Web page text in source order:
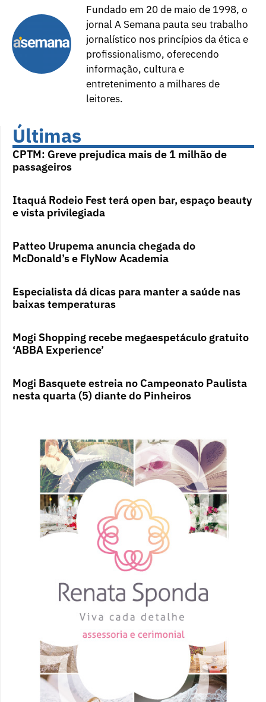
Fundado em 20 de maio de 1998, o
jornal A Semana pauta seu trabalho
jornalístico nos princípios da ética e
profissionalismo, oferecendo
informação, cultura e
entretenimento a milhares de
leitores.
Últimas
CPTM: Greve prejudica mais de 1 milhão de
passageiros
Itaquá Rodeio Fest terá open bar, espaço beauty
e vista privilegiada
Patteo Urupema anuncia chegada do
McDonald’s e FlyNow Academia
Especialista dá dicas para manter a saúde nas
baixas temperaturas
Mogi Shopping recebe megaespetáculo gratuito
‘ABBA Experience’
Mogi Basquete estreia no Campeonato Paulista
nesta quarta (5) diante do Pinheiros